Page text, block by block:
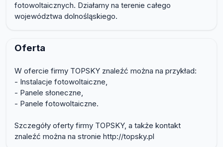
fotowoltaicznych. Działamy na terenie całego
województwa dolnośląskiego.
Oferta
W ofercie firmy TOPSKY znaleźć można na przykład:
- Instalacje fotowoltaiczne,
- Panele słoneczne,
- Panele fotowoltaiczne.
Szczegóły oferty firmy TOPSKY, a także kontakt
znaleźć można na stronie http://topsky.pl